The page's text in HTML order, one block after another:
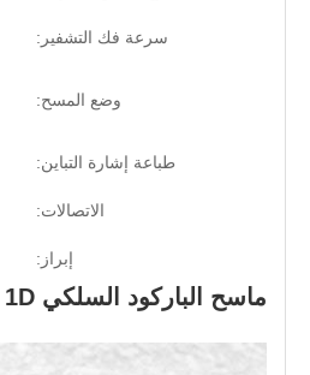
سرعة فك التشفير:
وضع المسح:
طباعة إشارة التباين:
الاتصالات:
إبراز:
ماسح الباركود السلكي 1D المحمول 32 بت وحدة المعالجة المركزية 25 سم / ثانية سرعة فك